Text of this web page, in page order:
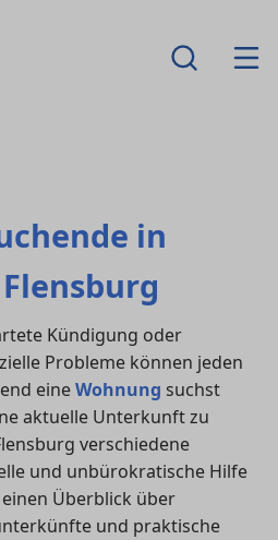
in
Kündigung oder
Probleme können jeden
eineWohnung suchst
aktuelle Unterkunft zu
verschiedene
und unbürokratische Hilfe
Überblick über
und praktische